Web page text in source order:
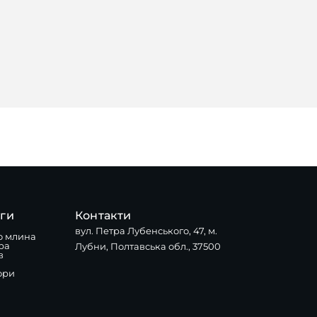
млина
Контакти
вул. Петра Лубенського, 47, м.
Лубни, Полтавська обл., 37500